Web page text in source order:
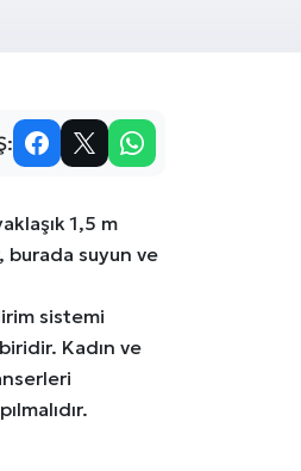
1,5 m
burada suyun ve
sistemi
Kadın ve